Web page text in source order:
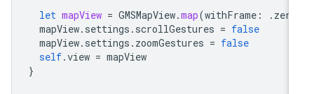
let mapView = GMSMapView.map(withFrame : .
mapView.settings.scrollGestures = false
mapView.settings.zoomGestures = false
self.view = mapView